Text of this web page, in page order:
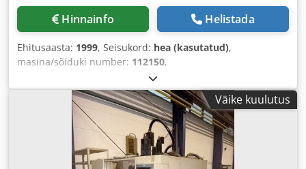
Hinnainfo Helistada
Ehitusaasta: 1999, Seisukord: hea (kasutatud),
masina/sõiduki number: 112150,
Väike kuulutus